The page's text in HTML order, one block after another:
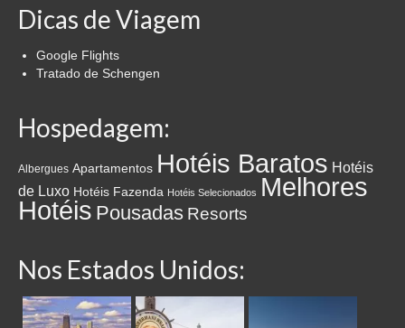
Dicas de Viagem
Google Flights
Tratado de Schengen
Hospedagem:
Albergues Apartamentos Hotéis Baratos Hotéis
de Luxo Hotéis Fazenda Hotéis Selecionados Melhores
Hotéis Pousadas Resorts
Nos Estados Unidos: